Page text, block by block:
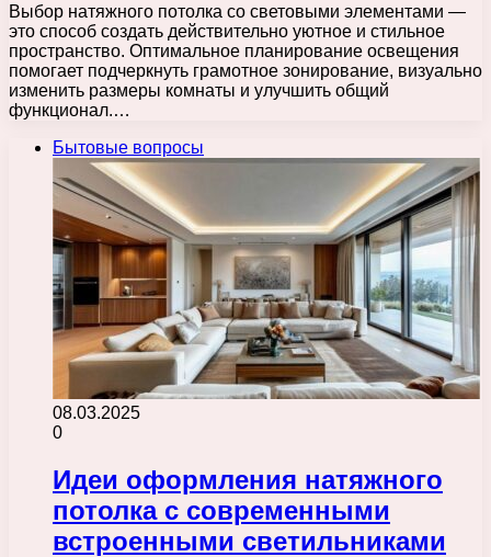
Выбор натяжного потолка со световыми элементами —
это способ создать действительно уютное и стильное
пространство. Оптимальное планирование освещения
помогает подчеркнуть грамотное зонирование, визуально
изменить размеры комнаты и улучшить общий
функционал.…
Бытовые вопросы
08.03.2025
0
Идеи оформления натяжного
потолка с современными
встроенными светильниками